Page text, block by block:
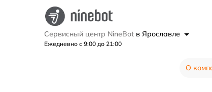
Сервисный центр NineBot в Ярославле
Ежедневно с 9:00 до 21:00
О